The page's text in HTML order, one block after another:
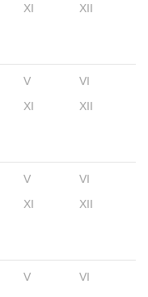
XI XII
V
VI
XI XII
V
VI
XI XII
V
VI